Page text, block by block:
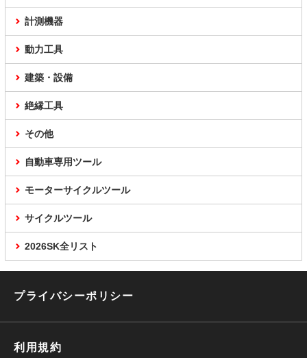
計測機器
動力工具
建築・設備
絶縁工具
その他
自動車専用ツール
モーターサイクルツール
サイクルツール
2026SK全リスト
プライバシーポリシー
利用規約